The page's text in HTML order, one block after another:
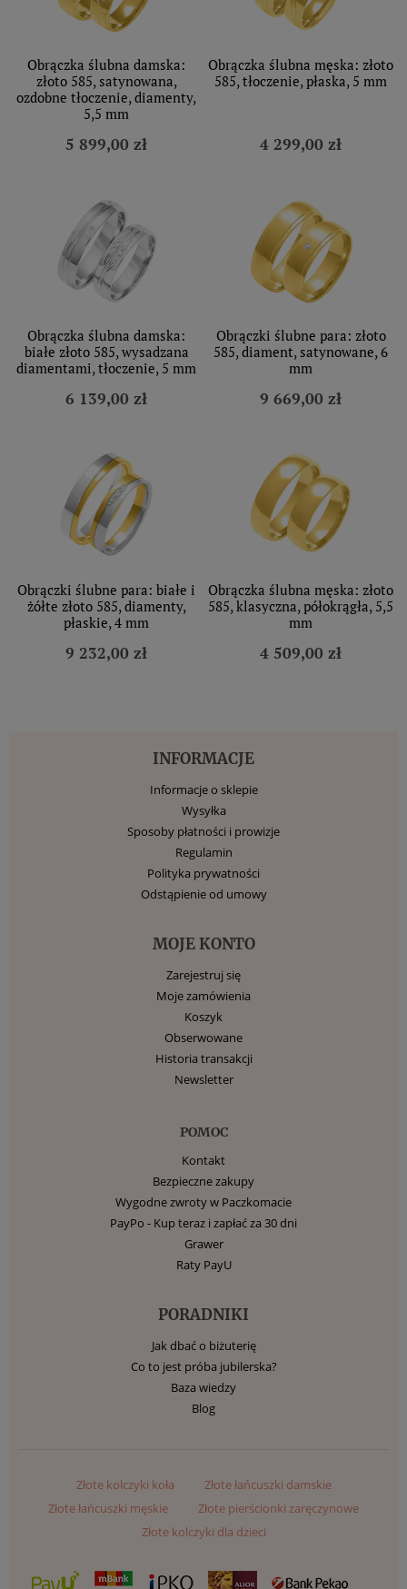
Obrączka ślubna damska:
złoto 585, satynowana,
ozdobne tłoczenie, diamenty,
5,5 mm
5 899,00 zł
Obrączka ślubna męska: złoto
585, tłoczenie, płaska, 5 mm
4 299,00 zł
Obrączka ślubna damska:
białe złoto 585, wysadzana
diamentami, tłoczenie, 5 mm
6 139,00 zł
Obrączki ślubne para: złoto
585, diament, satynowane, 6
mm
9 669,00 zł
Obrączki ślubne para: białe i
żółte złoto 585, diamenty,
płaskie, 4 mm
9 232,00 zł
Obrączka ślubna męska: złoto
585, klasyczna, półokrągła, 5,5
mm
4 509,00 zł
INFORMACJE
Informacje o sklepie
Wysyłka
Sposoby płatności i prowizje
Regulamin
Polityka prywatności
Odstąpienie od umowy
MOJE KONTO
Zarejestruj się
Moje zamówienia
Koszyk
Obserwowane
Historia transakcji
Newsletter
POMOC
Kontakt
Bezpieczne zakupy
Wygodne zwroty w Paczkomacie
PayPo - Kup teraz i zapłać za 30 dni
Grawer
Raty PayU
PORADNIKI
Jak dbać o biżuterię
Co to jest próba jubilerska?
Baza wiedzy
Blog
Złote kolczyki koła
Złote łańcuszki damskie
Złote łańcuszki męskie
Złote pierścionki zaręczynowe
Złote kolczyki dla dzieci